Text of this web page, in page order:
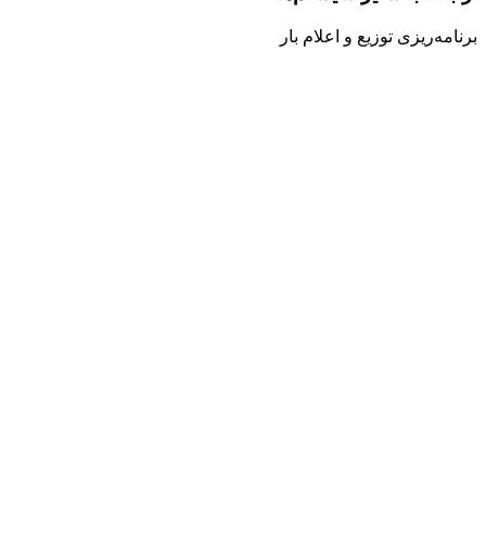
برنامه‌ریزی توزیع و اعلام بار